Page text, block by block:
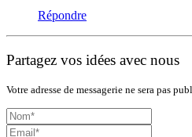
Répondre
Partagez vos idées avec nous
Votre adresse de messagerie ne sera pas